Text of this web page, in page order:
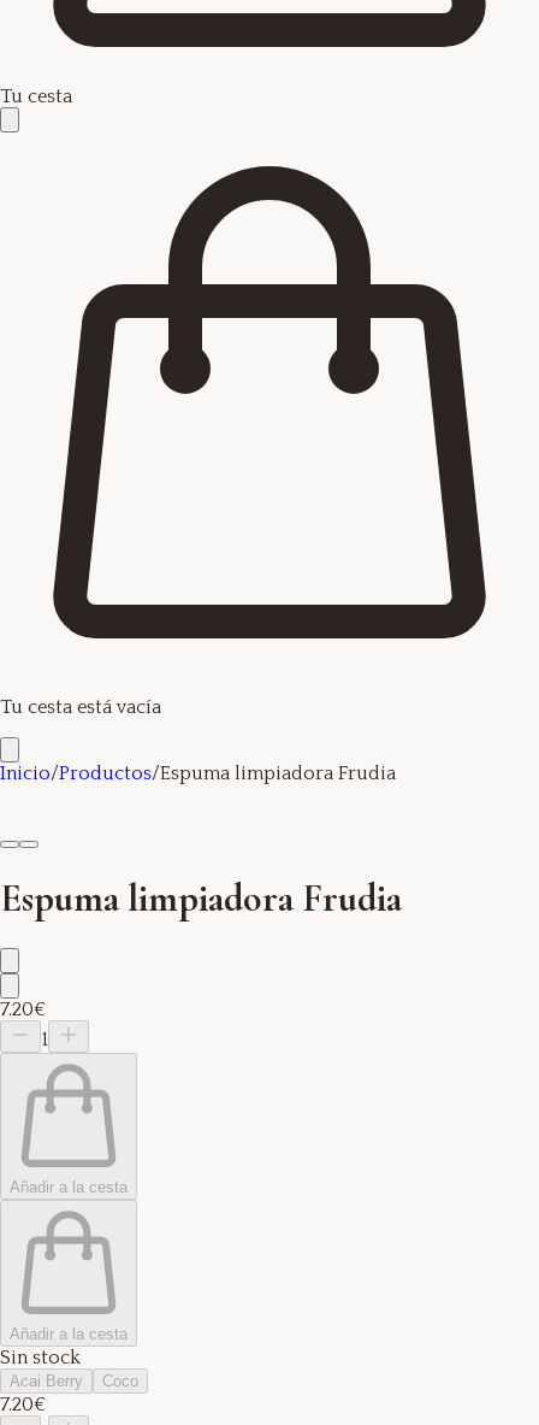
Tu cesta
Tu cesta está vacía
Inicio/Productos/Espuma limpiadora Frudia
Espuma limpiadora Frudia
7.20€
1
Añadir a la cesta
Añadir a la cesta
Sin stock
Acai Berry Coco
7.20€